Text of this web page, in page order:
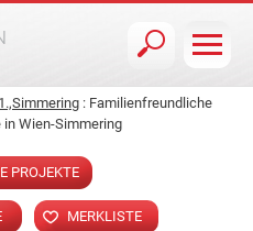
: Familienfreundliche
Wien-Simmering
PROJEKTE
MERKLISTE